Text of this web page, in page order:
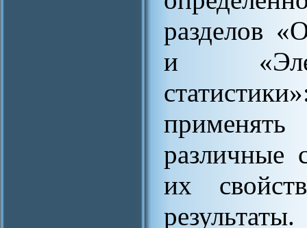
разделов
и
различные
их
результаты.